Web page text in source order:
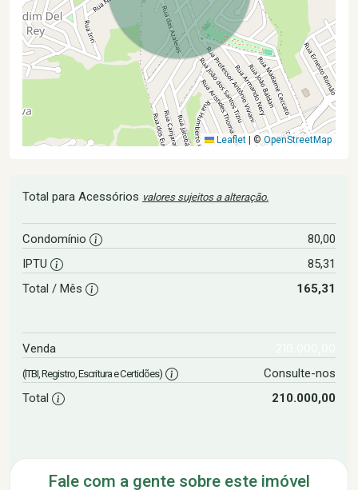
Leaflet | © OpenStreetMap
Total para Acessórios valores sujeitos a alteração.
Condomínio
80,00
IPTU
85,31
Total / Mês
165,31
Venda
(ITBI, Registro, Escritura e Certidões)
Consulte-nos
Total
210.000,00
Fale com a gente sobre este imóvel